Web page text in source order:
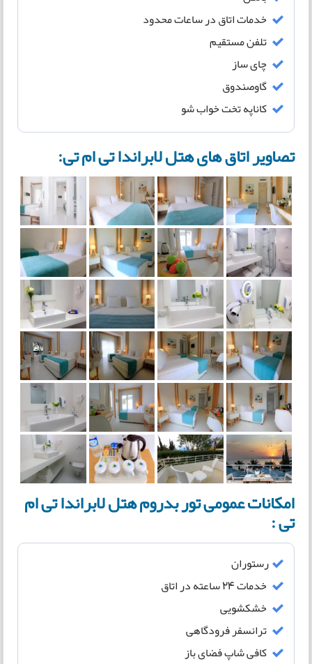
خدمات اتاق در ساعات محدود
تلفن مستقیم
چای ساز
گاوصندوق
کاناپه تخت خواب شو
تصاویر اتاق های هتل لابراندا تی ام تی:
امکانات عمومی تور بدروم هتل لابراندا تی ام
تی :
رستوران
خدمات 24 ساعته در اتاق
خشکشویی
ترانسفر فرودگاهی
کافی شاپ فضای باز